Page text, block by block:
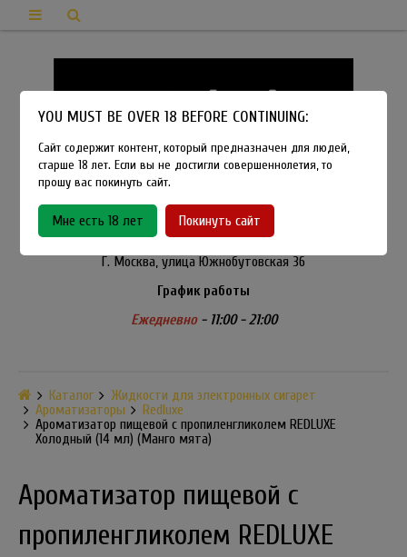
8-915-450-21-92
Розничный магазин Method Vapeshop
Г. Москва, улица Южнобутовская 36
График работы
Ежедневно- 11:00 - 21:00
Каталог
Жидкости для электронных сигарет
Ароматизаторы
Redluxe
Ароматизатор пищевой с пропиленгликолем REDLUXE
Холодный (14 мл) (Манго мята)
Ароматизатор пищевой с
пропиленгликолем REDLUXE
YOU MUST BE OVER 18 BEFORE CONTINUING:
Сайт содержит контент, который предназначен для людей,
старше 18 лет. Если вы не достигли совершеннолетия, то
прошу вас покинуть сайт.
Мне есть 18 лет Покинуть сайт